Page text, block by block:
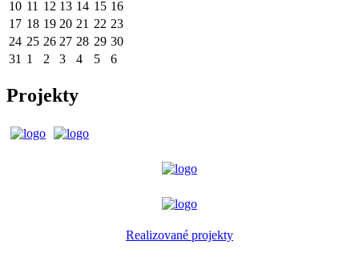
10 11 12 13 14 15 16
17 18 19 20 21 22 23
24 25 26 27 28 29 30
31 1 2 3 4 5 6
Projekty
Realizované projekty